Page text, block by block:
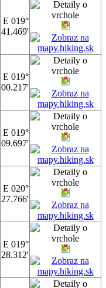
E 019°
41.469'
E 019°
00.217'
E 019°
09.697'
E 020°
27.766'
E 019°
28.312'